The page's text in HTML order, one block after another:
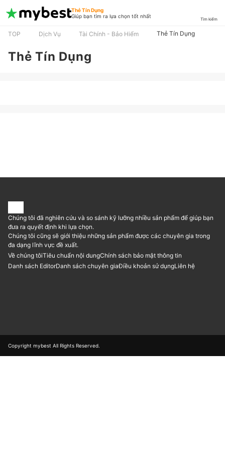
Thẻ Tín Dụng
Giúp bạn tìm ra lựa chọn tốt nhất
Tìm kiếm
TOP Dịch Vụ Tài Chính - Bảo Hiểm Thẻ Tín Dụng
Thẻ Tín Dụng
Chúng tôi đã nghiên cứu và so sánh kỹ lưỡng nhiều sản phẩm để giúp bạn
đưa ra quyết định khi lựa chọn.
Chúng tôi cũng sẽ giới thiệu những sản phẩm được các chuyên gia trong
đa dạng lĩnh vực đề xuất.
Về chúng tôiTiêu chuẩn nội dungChính sách bảo mật thông tin
Danh sách EditorDanh sách chuyên giaĐiều khoản sử dụngLiên hệ
Copyright mybest All Rights Reserved.